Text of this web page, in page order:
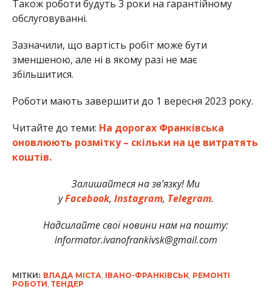
Також роботи будуть 3 роки на гарантійному
обслуговуванні.
Зазначили, що вартість робіт може бути
зменшеною, але ні в якому разі не має
збільшитися.
Роботи мають завершити до 1 вересня 2023 року.
Читайте до теми: На дорогах Франківська
оновлюють розмітку – скільки на це витратять
коштів.
Залишайтеся на зв’язку! Ми
уFacebook, Instagram, Telegram.
Надсилайте свої новини нам на пошту:
informator.ivanofrankivsk@gmail.com
МІТКИ: ВЛАДА МІСТА ІВАНО-ФРАНКІВСЬК, РЕМОНТІ
РОБОТИ ТЕНДЕР